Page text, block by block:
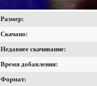
Размер:
Скачано:
Недавнее скачивание:
Время добавления:
Формат: